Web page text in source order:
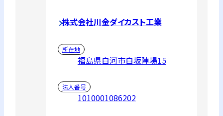
株式会社川金ダイカスト工業
所在地
福島県白河市白坂陣場15
法人番号
1010001086202